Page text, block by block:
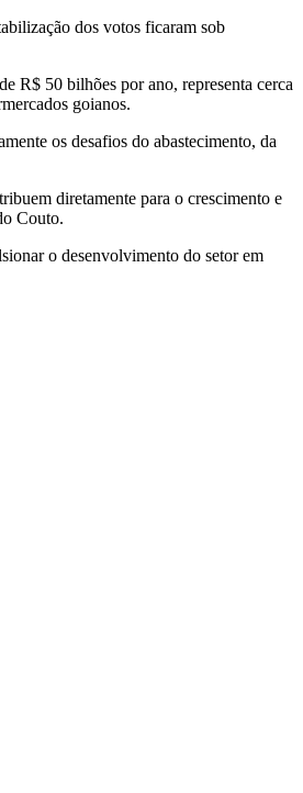
dos votos ficaram sob
R$ 50 bilhões por ano, representa cerca
goianos.
os desafios do abastecimento, da
diretamente para o crescimento e
Couto.
o desenvolvimento do setor em